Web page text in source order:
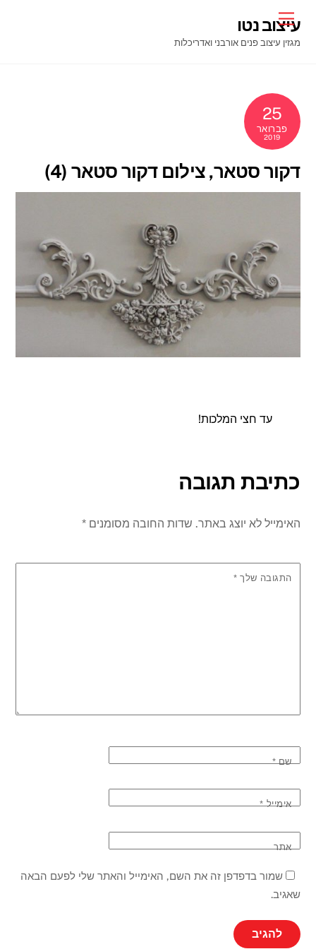
content
Menu
עיצוב נטו
מגזין עיצוב פנים אורבני ואדריכלות
25
פברואר
2019
דקור סטאר, צילום דקור סטאר (4)
עד חצי המלכות!
כתיבת תגובה
האימייל לא יוצג באתר. שדות החובה מסומנים*
התגובה שלך *
שם*
אימייל*
אתר
שמור בדפדפן זה את השם, האימייל והאתר שלי לפעם הבאה
שאגיב.